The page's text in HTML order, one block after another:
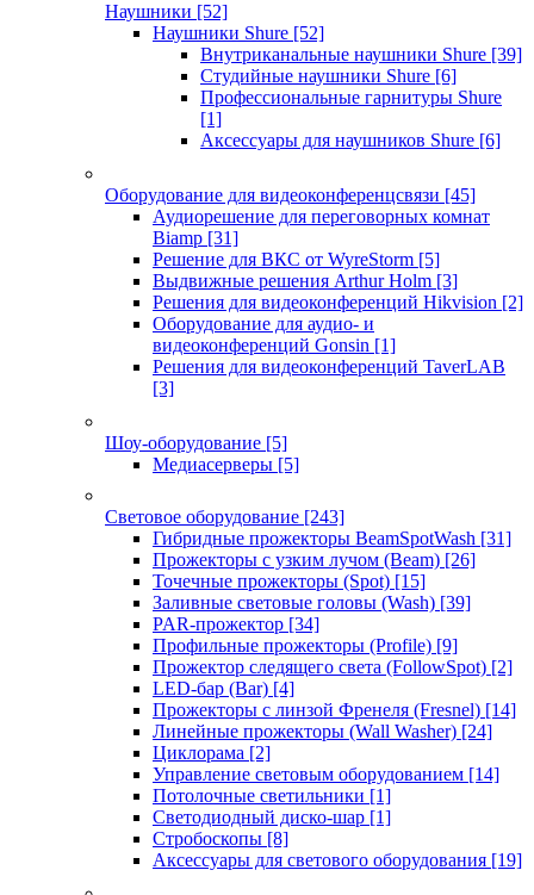
Наушники [52]
Наушники Shure [52]
Внутриканальные наушники Shure [39]
Студийные наушники Shure [6]
Профессиональные гарнитуры Shure
[1]
Аксессуары для наушников Shure [6]
Оборудование для видеоконференцсвязи [45]
Аудиорешение для переговорных комнат
Biamp [31]
Решение для ВКС от WyreStorm [5]
Выдвижные решения Arthur Holm [3]
Решения для видеоконференций Hikvision [2]
Оборудование для аудио- и
видеоконференций Gonsin [1]
Решения для видеоконференций TaverLAB
[3]
Шоу-оборудование [5]
Медиасерверы [5]
Световое оборудование [243]
Гибридные прожекторы BeamSpotWash [31]
Прожекторы с узким лучом (Beam) [26]
Точечные прожекторы (Spot) [15]
Заливные световые головы (Wash) [39]
PAR-прожектор [34]
Профильные прожекторы (Profile) [9]
Прожектор следящего света (FollowSpot) [2]
LED-бар (Bar) [4]
Прожекторы с линзой Френеля (Fresnel) [14]
Линейные прожекторы (Wall Washer) [24]
Циклорама [2]
Управление световым оборудованием [14]
Потолочные светильники [1]
Светодиодный диско-шар [1]
Стробоскопы [8]
Аксессуары для светового оборудования [19]